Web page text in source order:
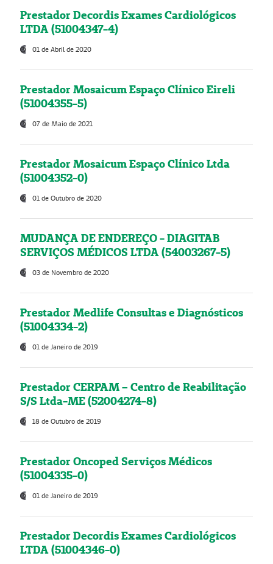
Prestador Decordis Exames Cardiológicos
LTDA (51004347-4)
01 de Abril de 2020
Prestador Mosaicum Espaço Clínico Eireli
(51004355-5)
07 de Maio de 2021
Prestador Mosaicum Espaço Clínico Ltda
(51004352-0)
01 de Outubro de 2020
MUDANÇA DE ENDEREÇO - DIAGITAB
SERVIÇOS MÉDICOS LTDA (54003267-5)
03 de Novembro de 2020
Prestador Medlife Consultas e Diagnósticos
(51004334-2)
01 de Janeiro de 2019
Prestador CERPAM – Centro de Reabilitação
S/S Ltda-ME (52004274-8)
18 de Outubro de 2019
Prestador Oncoped Serviços Médicos
(51004335-0)
01 de Janeiro de 2019
Prestador Decordis Exames Cardiológicos
LTDA (51004346-0)